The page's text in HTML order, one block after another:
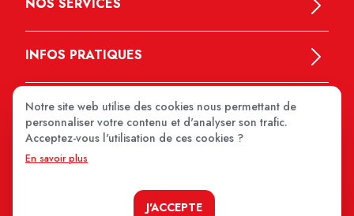
INFOS PRATIQUES
Notre site web utilise des cookies nous permettant de
personnaliser votre contenu et d'analyser son trafic.
Acceptez-vous l'utilisation de ces cookies ?
En savoir plus
J'ACCEPTE